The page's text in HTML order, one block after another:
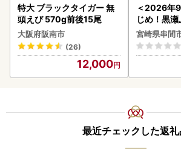
特大 ブラックタイガー 無
頭えび 570g前後15尾
大阪府阪南市
(26)
12,000
＜2026年
じめ！黒
ロイン2節
K001-
宮崎県串間
最近チェックした返